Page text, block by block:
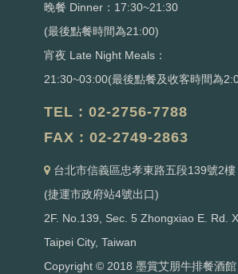
晚餐 Dinner：17:30~21:30
(最後點餐時間為21:00)
宵夜 Late Night Meals：
21:30~03:00(最後點餐及收客時間為
TEL : 02-2756-7788
FAX : 02-2749-2863
台北市信義區忠孝東路五段139號2樓
(捷運市政府站4號出口)
2F. No.139, Sec. 5 Zhongxiao E. Rd.
Taipei City, Taiwan
Copyright © 2018 墨賞艾朋牛排餐酒